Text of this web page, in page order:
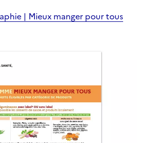
| Mieux manger pour tous